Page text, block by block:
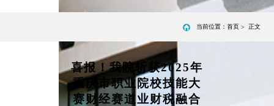
当前位置： 首页 > 正文
喜报！我院斩获2025年
重庆市职业院校技能大
赛财经赛道业财税融合